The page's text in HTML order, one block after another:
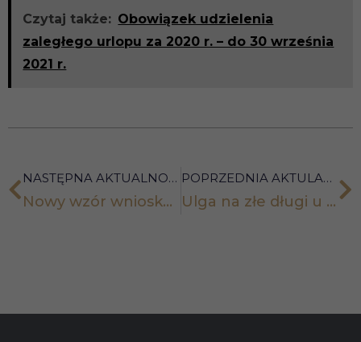
Czytaj także: Obowiązek udzielenia
zaległego urlopu za 2020 r. – do 30 września
2021 r.
NASTĘPNA AKTUALNOŚĆ
Nowy wzór wniosku o zwrot podatku akcyzowego
POPRZEDNIA AKTULANOŚĆ
Ulga na złe długi u przedsiębiorcy będącego wierzycielem